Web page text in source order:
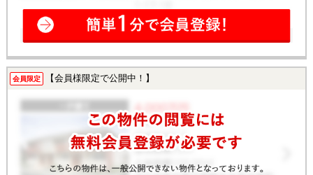
会員限定 【会員様限定で公開中！】